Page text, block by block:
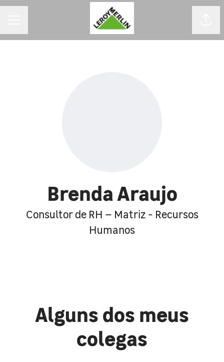
Brenda Araujo
Consultor de RH – Matriz - Recursos
Humanos
Alguns dos meus
colegas